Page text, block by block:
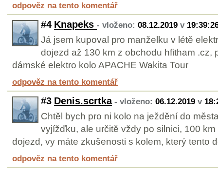
odpověz na tento komentář
#4 Knapeks - vloženo: 08.12.2019 v
Já jsem kupoval pro manželku v létě
dojezd až 130 km z obchodu hfitham .cz,
dámské elektro kolo APACHE Wakita Tour
odpověz na tento komentář
#3 Denis.scrtka - vloženo: 06.12.2019 v
Chtěl bych pro ni kolo na ježdění do
vyjížďku, ale určitě vždy po silnici, 100
dojezd, vy máte zkušenosti s kolem, který tento
odpověz na tento komentář